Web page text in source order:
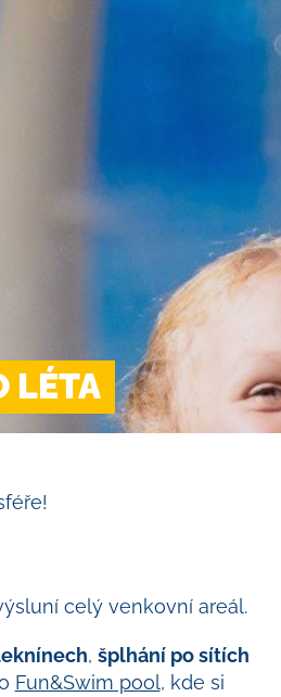
bary
LÉTA
celý venkovní areál.
, šplhání po sítích
Fun&Swim pool, kde si